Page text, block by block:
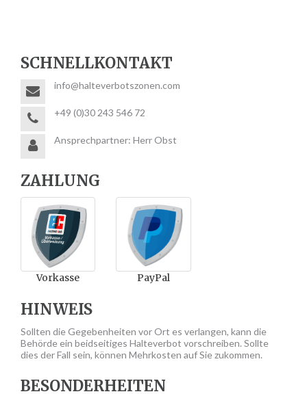
SCHNELLKONTAKT
info@halteverbotszonen.com
+49 (0)30 243 546 72
Ansprechpartner: Herr Obst
ZAHLUNG
Vorkasse PayPal
HINWEIS
Sollten die Gegebenheiten vor Ort es verlangen, kann die
Behörde ein beidseitiges Halteverbot vorschreiben. Sollte
dies der Fall sein, können Mehrkosten auf Sie zukommen.
BESONDERHEITEN